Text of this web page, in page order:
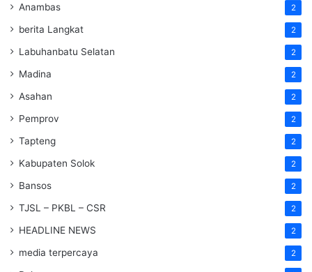
Anambas 2
berita Langkat 2
Labuhanbatu Selatan 2
Madina 2
Asahan 2
Pemprov 2
Tapteng 2
Kabupaten Solok 2
Bansos 2
TJSL – PKBL – CSR 2
HEADLINE NEWS 2
media terpercaya 2